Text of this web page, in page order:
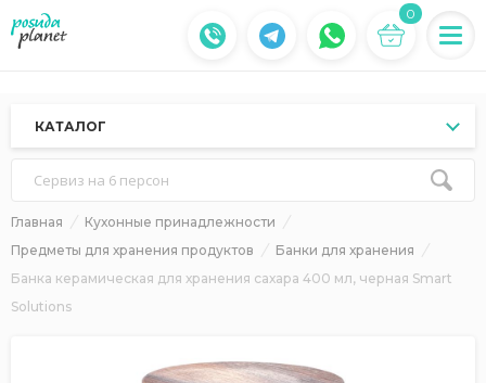
0
КАТАЛОГ
Сервиз на 6 персон
Главная
Кухонные принадлежности
Предметы для хранения продуктов
Банки для хранения
Банка керамическая для хранения сахара 400 мл, черная Smart
Solutions